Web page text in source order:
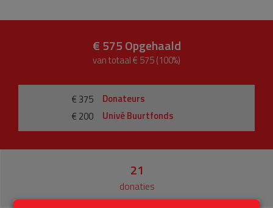
€ 575Opgehaald
van totaal € 575 (100%)
€ 375
Donateurs
€ 200
Univé Buurtfonds
21
donaties